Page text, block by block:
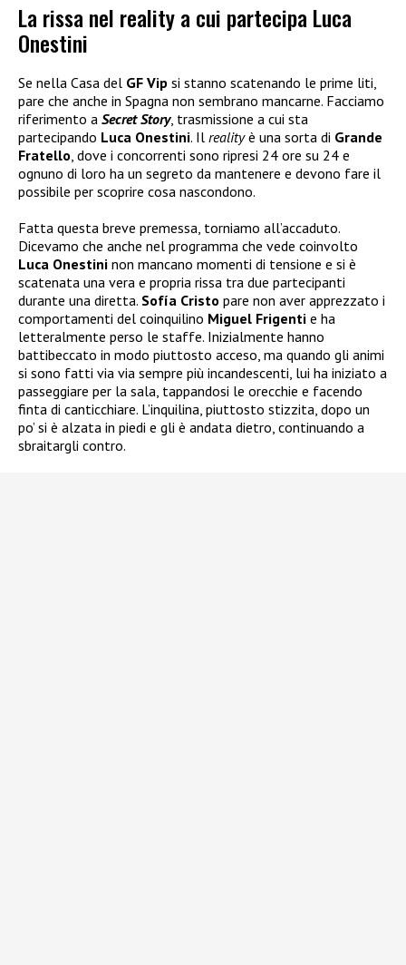
La rissa nel reality a cui partecipa Luca
Onestini
Se nella Casa del GF Vip si stanno scatenando le prime liti,
pare che anche in Spagna non sembrano mancarne. Facciamo
riferimento a Secret Story, trasmissione a cui sta
partecipando Luca Onestini. Il realityè una sorta di Grande
Fratello, dove i concorrenti sono ripresi 24 ore su 24 e
ognuno di loro ha un segreto da mantenere e devono fare il
possibile per scoprire cosa nascondono.
Fatta questa breve premessa, torniamo all’accaduto.
Dicevamo che anche nel programma che vede coinvolto
Luca Onestini non mancano momenti di tensione e si è
scatenata una vera e propria rissa tra due partecipanti
durante una diretta. Sofía Cristo pare non aver apprezzato i
comportamenti del coinquilino Miguel Frigenti e ha
letteralmente perso le staffe. Inizialmente hanno
battibeccato in modo piuttosto acceso, ma quando gli animi
si sono fatti via via sempre più incandescenti, lui ha iniziato a
passeggiare per la sala, tappandosi le orecchie e facendo
finta di canticchiare. L’inquilina, piuttosto stizzita, dopo un
po’ si è alzata in piedi e gli è andata dietro, continuando a
sbraitargli contro.